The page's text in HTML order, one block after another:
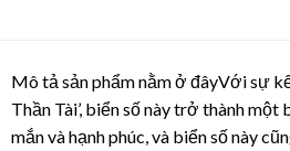
Mô tả sản phẩm nằm ở đâyVới sự
Thần Tài’, biển số này trở thành
mắn và hạnh phúc, và biển số này